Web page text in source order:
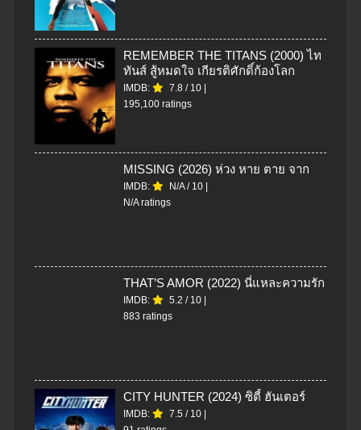
REMEMBER THE TITANS (2000) ไท
ทันส์ สู้หมดใจ เกียรติศักดิ์ก้องโลก
IMDB: 7.8 / 10
195,100 ratings
MISSING (2026) ห่วง หาย ตาย จาก
IMDB: N/A/ 10
N/A ratings
THAT’S AMOR (2022) นี่แหละความรัก
IMDB: 5.2 / 10
883 ratings
CITY HUNTER (2024) ซิตี้ ฮันเตอร์
IMDB: 7.5 / 10